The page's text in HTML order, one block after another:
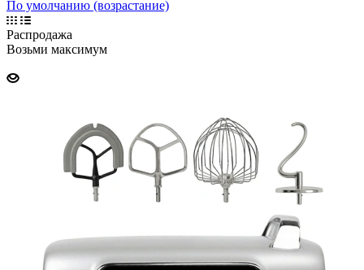
По умолчанию (возрастание)
Распродажа
Возьми максимум